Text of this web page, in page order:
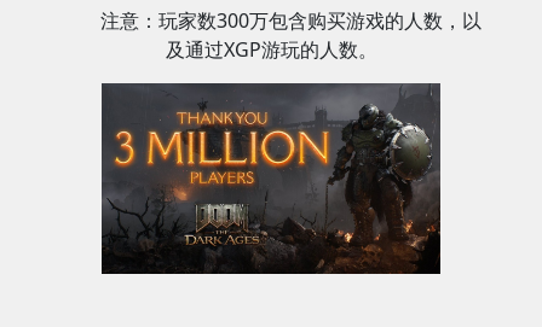
注意：玩家数300万包含购买游戏的人数，以
及通过XGP游玩的人数。